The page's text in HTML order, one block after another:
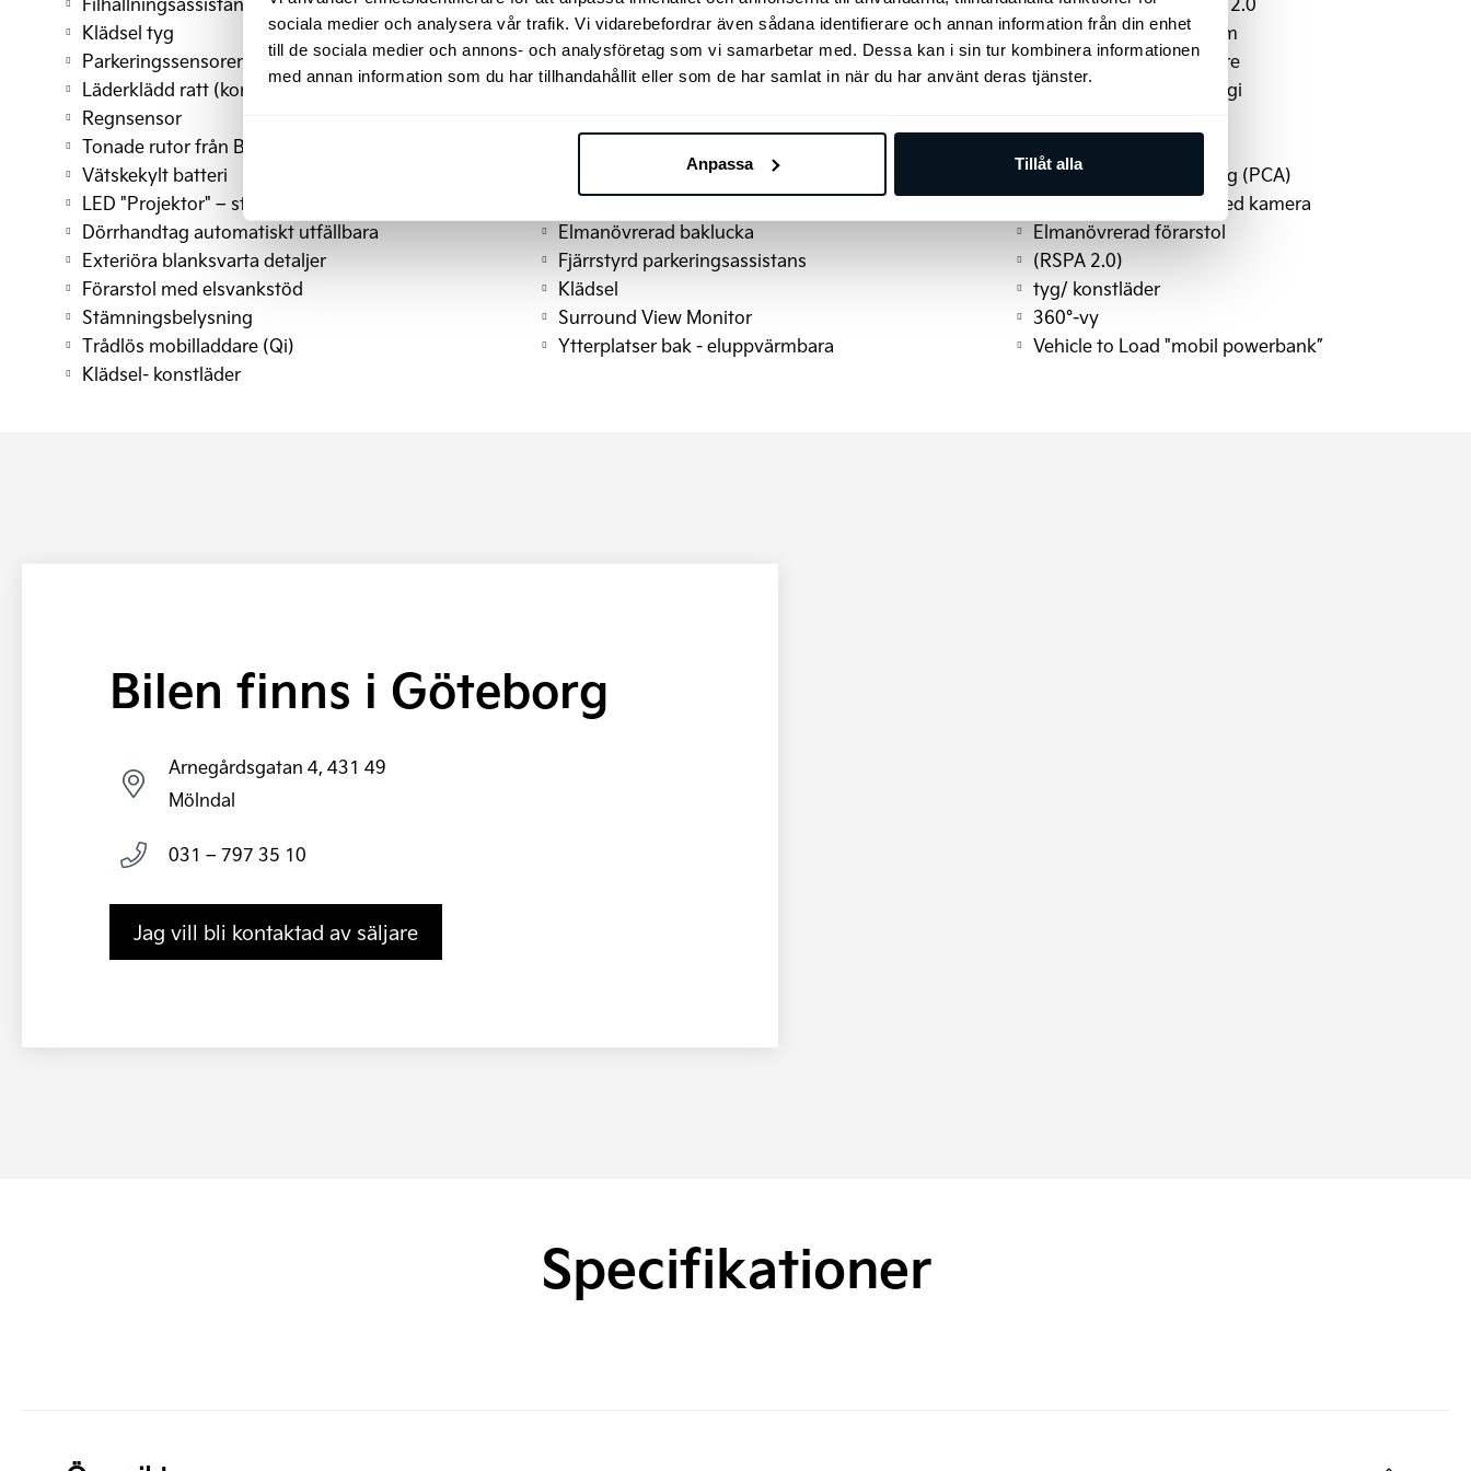
sociala medier och analysera vår trafik. Vi vidarebefordrar även sådana identifierare och annan information från din enhet
till de sociala medier och annons- och analysföretag som vi samarbetar med. Dessa kan i sin tur kombinera informationen
med annan information som du har tillhandahållit eller som de har samlat in när du har använt deras tjänster.
Anpassa Tillåt alla
Klädsel tyg
Nyckelfritt system med startknapp
Parkeringssensorer fram
Parkeringssensorer bak
LED bakljus
LED reflektorstrålkastare
Läderklädd ratt (konstläder)
Eluppvärmd ratt
Rattpaddlar bromsenergi
Regnsensor
Tonade rutor från B-stolpen
Vätskekylt batteri
Autobroms vid backning (PCA)
LED "Projektor" – stålkastare
Dynamisk välkomstbelysning
Dödavinkelassistans med kamera
Dörrhandtag automatiskt utfällbara
Elmanövrerad baklucka
Elmanövrerad förarstol
Exteriöra blanksvarta detaljer
Fjärrstyrd parkeringsassistans
(RSPA 2.0)
Förarstol med elsvankstöd
Klädsel
tyg/ konstläder
Stämningsbelysning
Surround View Monitor
360°-vy
Trådlös mobilladdare (Qi)
Ytterplatser bak - eluppvärmbara
Vehicle to Load "mobil powerbank”
Klädsel- konstläder
Bilen finns i Göteborg
Arnegårdsgatan 4, 431 49
Mölndal
031 – 797 35 10
Jag vill bli kontaktad av säljare
Specifikationer